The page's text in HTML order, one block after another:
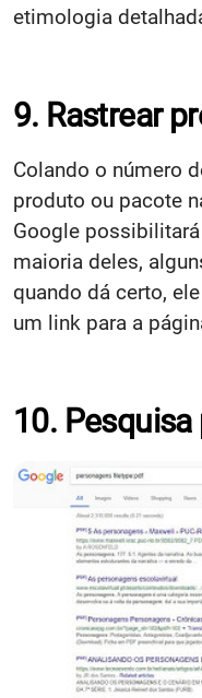
etimologia
9. Rastrear
Colando o número
produto ou pacote
Google
maioria deles,
quando dá certo,
um link para a
10.